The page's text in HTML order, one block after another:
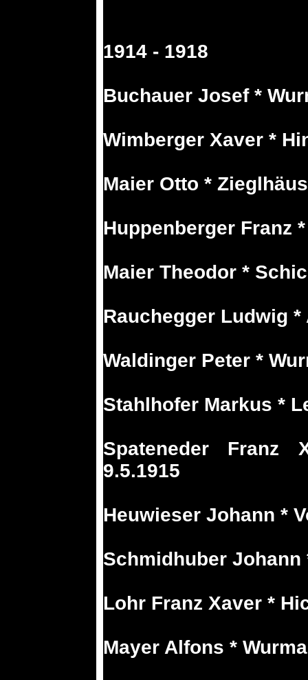
1914 - 1918
Buchauer Josef *
Wimberger Xaver *
Maier Otto *
Huppenberger Franz
Maier Theodor *
Rauchegger Ludwig *
Waldinger Peter *
Stahlhofer Markus *
Spateneder Franz
9.5.1915
Heuwieser Johann *
Schmidhuber Johann
Lohr Franz Xaver *
Mayer Alfons *